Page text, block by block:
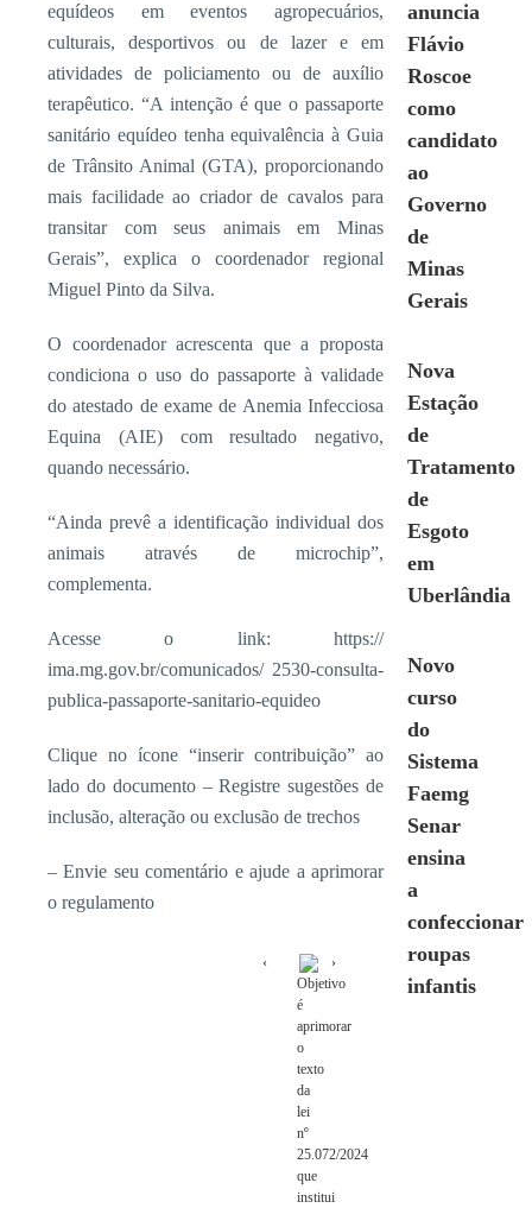
equídeos em eventos agropecuários,
culturais, desportivos ou de lazer e em
atividades de policiamento ou de auxílio
terapêutico. “A intenção é que o passaporte
sanitário equídeo tenha equivalência à Guia
de Trânsito Animal (GTA), proporcionando
mais facilidade ao criador de cavalos para
transitar com seus animais em Minas
Gerais”, explica o coordenador regional
Miguel Pinto da Silva.
O coordenador acrescenta que a proposta
condiciona o uso do passaporte à validade
do atestado de exame de Anemia Infecciosa
Equina (AIE) com resultado negativo,
quando necessário.
“Ainda prevê a identificação individual dos
animais através de microchip”,
complementa.
Acesse o link: https://
ima.mg.gov.br/comunicados/ 2530-consulta-
publica-passaporte-sanitario-equideo
Clique no ícone “inserir contribuição” ao
lado do documento – Registre sugestões de
inclusão, alteração ou exclusão de trechos
– Envie seu comentário e ajude a aprimorar
o regulamento
Objetivo
é
aprimorar
o
texto
da
lei
nº
25.072/2024
que
institui
anuncia
Flávio
Roscoe
como
candidato
ao
Governo
de
Minas
Gerais
Nova
Estação
de
Tratamento
de
Esgoto
em
Uberlândia
Novo
curso
do
Sistema
Faemg
Senar
ensina
a
confeccionar
roupas
infantis